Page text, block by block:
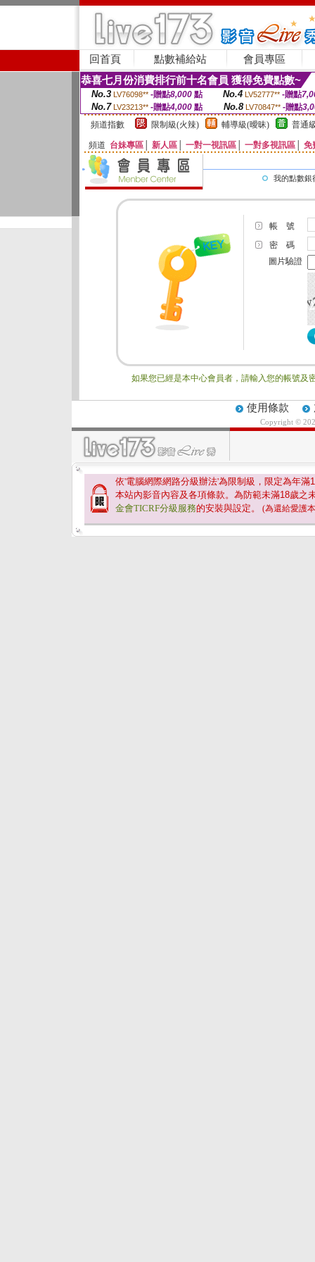
回首頁 點數補給站 會員專區
恭喜七月份消費排行前十名會員 獲得免費點數~
No.3 LV76098** -贈點8,000點 No.4 LV52777** -贈點
No.7 LV23213** -贈點4,000 點 No.8 LV70847** -贈點
頻道指數
限制級(火辣) 輔導級(曖昧) 普通
頻道 台妹專區 新人區 一對一視訊區 一對多視訊區 免
我的點數銀
帳 號
密 碼
圖片驗證
如果您已經是本中心會員者，請輸入您的帳號及
使用條款
Copyright ©
依'電腦網際網路分級辦法'為限制級，限定為年滿
本站內影音內容及各項條款。為防範未滿18歲之
金會TICRF分級服務的安裝與設定。 (為還給愛護